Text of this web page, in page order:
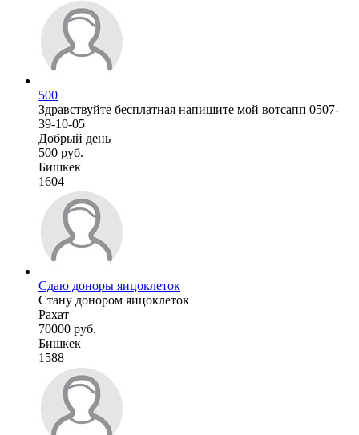
500
Здравствуйте бесплатная напишите мой вотсапп 0507-
39-10-05
Добрый день
500 руб.
Бишкек
1604
Сдаю доноры яицоклеток
Стану донором яицоклеток
Рахат
70000 руб.
Бишкек
1588